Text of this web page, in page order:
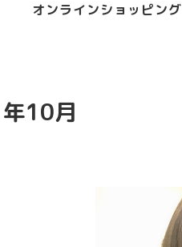
オンラインショッピング
10月